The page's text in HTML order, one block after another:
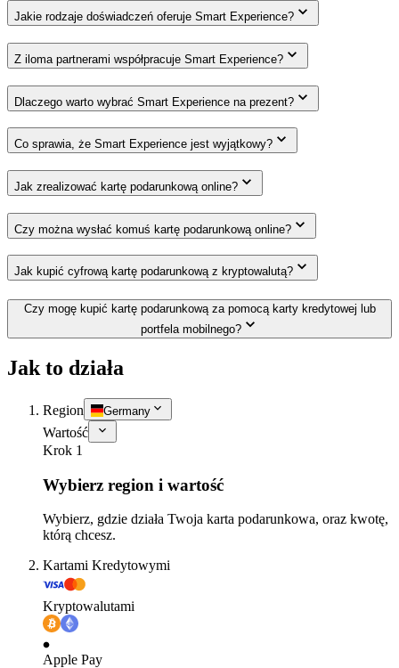
Jakie rodzaje doświadczeń oferuje Smart Experience?
Z iloma partnerami współpracuje Smart Experience?
Dlaczego warto wybrać Smart Experience na prezent?
Co sprawia, że Smart Experience jest wyjątkowy?
Jak zrealizować kartę podarunkową online?
Czy można wysłać komuś kartę podarunkową online?
Jak kupić cyfrową kartę podarunkową z kryptowalutą?
Czy mogę kupić kartę podarunkową za pomocą karty kredytowej lub
portfela mobilnego?
Jak to działa
Region Germany
Wartość
Krok 1
Wybierz region i wartość
Wybierz, gdzie działa Twoja karta podarunkowa, oraz kwotę,
którą chcesz.
Kartami Kredytowymi
Kryptowalutami
Apple Pay